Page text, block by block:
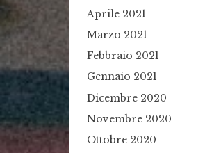
Aprile 2021
Marzo 2021
Febbraio 2021
Gennaio 2021
Dicembre 2020
Novembre 2020
Ottobre 2020